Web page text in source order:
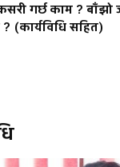
गर्छ काम ?
(कार्यविधि सहित)